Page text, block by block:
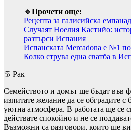
🔹Прочети още:
Рецепта за галисийска
Случаят Ноелия Кастийо:
разтърси Испания
Испанската Mercadona е №1 по
Колко струва една сватба в
♋ Рак
Семейството и домът ще бъдат във
изпитате желание да се обградите с
уютна атмосфера. В работата ще се
действате спокойно и не се
Възможни са разговори, които ще